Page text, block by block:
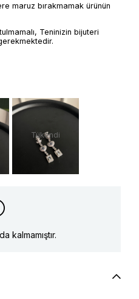
maruz bırakmamak ürünün
Teninizin bijuteri
Tükendi
kalmamıştır.